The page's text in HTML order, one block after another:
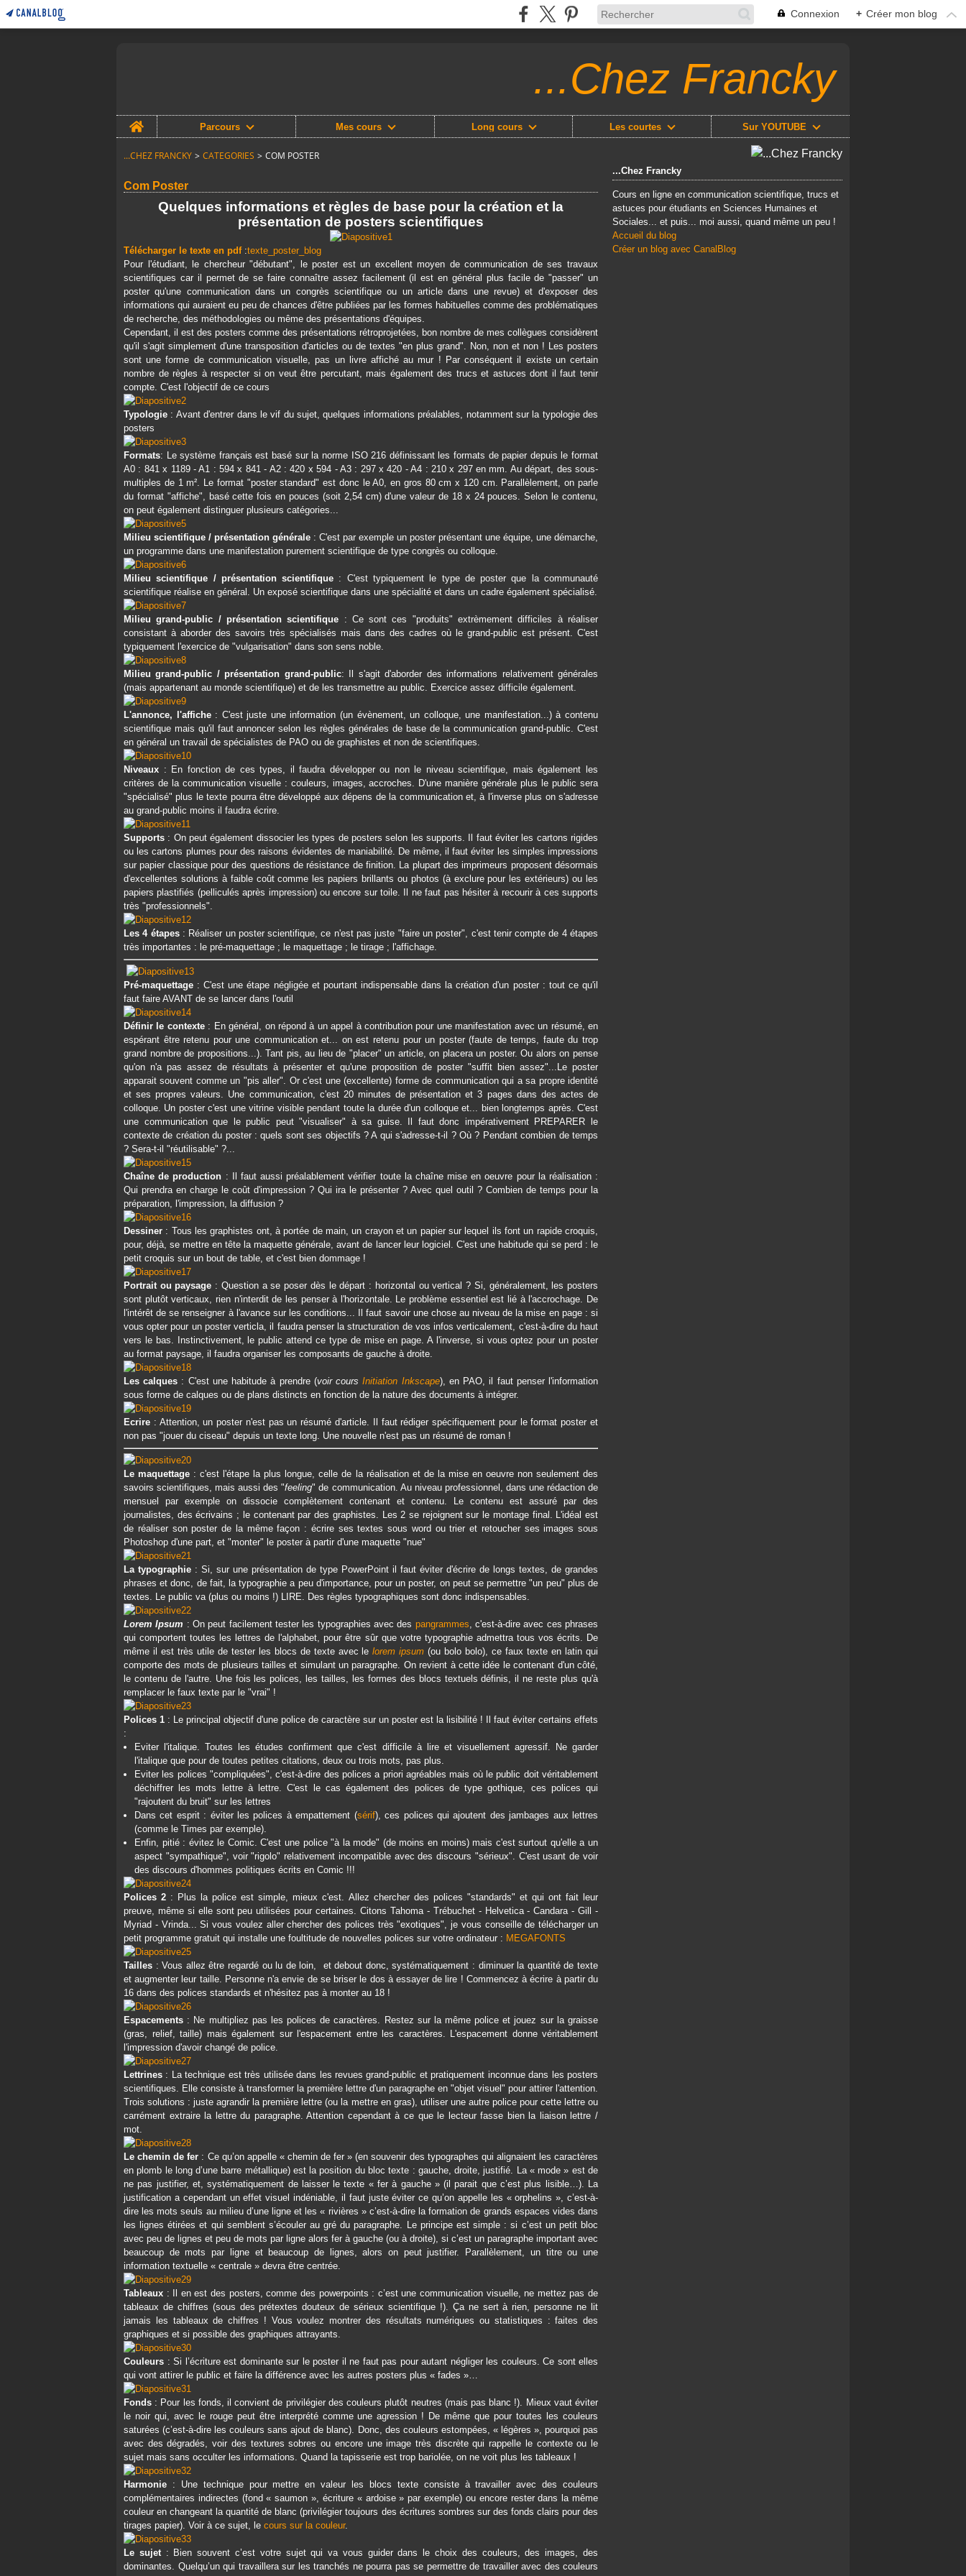
Connexion + Créer mon blog
...Chez Francky
Home
Parcours Mes cours Long cours Les courtes Sur YOUTUBE
...CHEZ FRANCKY > CATEGORIES > COM POSTER
Com Poster
Quelques informations et règles de base pour la création et la
présentation de posters scientifiques
Télécharger le texte en pdf :texte_poster_blog
Pour l'étudiant, le chercheur "débutant", le poster est un excellent moyen de communication de ses travaux
scientifiques car il permet de se faire connaître assez facilement (il est en général plus facile de "passer" un
poster qu'une communication dans un congrès scientifique ou un article dans une revue) et d'exposer des
informations qui auraient eu peu de chances d'être publiées par les formes habituelles comme des problématiques
de recherche, des méthodologies ou même des présentations d'équipes.
Cependant, il est des posters comme des présentations rétroprojetées, bon nombre de mes collègues considèrent
qu'il s'agit simplement d'une transposition d'articles ou de textes "en plus grand". Non, non et non ! Les posters
sont une forme de communication visuelle, pas un livre affiché au mur ! Par conséquent il existe un certain
nombre de règles à respecter si on veut être percutant, mais également des trucs et astuces dont il faut tenir
compte. C'est l'objectif de ce cours
Typologie : Avant d'entrer dans le vif du sujet, quelques informations préalables, notamment sur la typologie des
posters
Formats: Le système français est basé sur la norme ISO 216 définissant les formats de papier depuis le format
A0 : 841 x 1189 - A1 : 594 x 841 - A2 : 420 x 594 - A3 : 297 x 420 - A4 : 210 x 297 en mm. Au départ, des sous-
multiples de 1 m². Le format "poster standard" est donc le A0, en gros 80 cm x 120 cm. Parallèlement, on parle
du format "affiche", basé cette fois en pouces (soit 2,54 cm) d'une valeur de 18 x 24 pouces. Selon le contenu,
on peut également distinguer plusieurs catégories...
Milieu scientifique / présentation générale : C'est par exemple un poster présentant une équipe, une démarche,
un programme dans une manifestation purement scientifique de type congrès ou colloque.
Milieu scientifique / présentation scientifique : C'est typiquement le type de poster que la communauté
scientifique réalise en général. Un exposé scientifique dans une spécialité et dans un cadre également spécialisé.
Milieu grand-public / présentation scientifique : Ce sont ces "produits" extrèmement difficiles à réaliser
consistant à aborder des savoirs très spécialisés mais dans des cadres où le grand-public est présent. C'est
typiquement l'exercice de "vulgarisation" dans son sens noble.
Milieu grand-public / présentation grand-public: Il s'agit d'aborder des informations relativement générales
(mais appartenant au monde scientifique) et de les transmettre au public. Exercice assez difficile également.
L'annonce, l'affiche: C'est juste une information (un évènement, un colloque, une manifestation...) à contenu
scientifique mais qu'il faut annoncer selon les règles générales de base de la communication grand-public. C'est
en général un travail de spécialistes de PAO ou de graphistes et non de scientifiques.
Niveaux : En fonction de ces types, il faudra développer ou non le niveau scientifique, mais également les
critères de la communication visuelle : couleurs, images, accroches. D'une manière générale plus le public sera
"spécialisé" plus le texte pourra être développé aux dépens de la communication et, à l'inverse plus on s'adresse
au grand-public moins il faudra écrire.
Supports : On peut également dissocier les types de posters selon les supports. Il faut éviter les cartons rigides
ou les cartons plumes pour des raisons évidentes de maniabilité. De même, il faut éviter les simples impressions
sur papier classique pour des questions de résistance de finition. La plupart des imprimeurs proposent désormais
d'excellentes solutions à faible coût comme les papiers brillants ou photos (à exclure pour les extérieurs) ou les
papiers plastifiés (pelliculés après impression) ou encore sur toile. Il ne faut pas hésiter à recourir à ces supports
très "professionnels".
Les 4 étapes: Réaliser un poster scientifique, ce n'est pas juste "faire un poster", c'est tenir compte de 4 étapes
très importantes : le pré-maquettage ; le maquettage ; le tirage ; l'affichage.
Pré-maquettage : C'est une étape négligée et pourtant indispensable dans la création d'un poster : tout ce qu'il
faut faire AVANT de se lancer dans l'outil
Définir le contexte: En général, on répond à un appel à contribution pour une manifestation avec un résumé, en
espérant être retenu pour une communication et... on est retenu pour un poster (faute de temps, faute du trop
grand nombre de propositions...). Tant pis, au lieu de "placer" un article, on placera un poster. Ou alors on pense
qu'on n'a pas assez de résultats à présenter et qu'une proposition de poster "suffit bien assez"...Le poster
apparait souvent comme un "pis aller". Or c'est une (excellente) forme de communication qui a sa propre identité
et ses propres valeurs. Une communication, c'est 20 minutes de présentation et 3 pages dans des actes de
colloque. Un poster c'est une vitrine visible pendant toute la durée d'un colloque et... bien longtemps après. C'est
une communication que le public peut "visualiser" à sa guise. Il faut donc impérativement PREPARER le
contexte de création du poster : quels sont ses objectifs ? A qui s'adresse-t-il ? Où ? Pendant combien de temps
? Sera-t-il "réutilisable" ?...
Chaîne de production : Il faut aussi préalablement vérifier toute la chaîne mise en oeuvre pour la réalisation :
Qui prendra en charge le coût d'impression ? Qui ira le présenter ? Avec quel outil ? Combien de temps pour la
préparation, l'impression, la diffusion ?
Dessiner : Tous les graphistes ont, à portée de main, un crayon et un papier sur lequel ils font un rapide croquis,
pour, déjà, se mettre en tête la maquette générale, avant de lancer leur logiciel. C'est une habitude qui se perd : le
petit croquis sur un bout de table, et c'est bien dommage !
Portrait ou paysage : Question a se poser dès le départ : horizontal ou vertical ? Si, généralement, les posters
sont plutôt verticaux, rien n'interdit de les penser à l'horizontale. Le problème essentiel est lié à l'accrochage. De
l'intérêt de se renseigner à l'avance sur les conditions... Il faut savoir une chose au niveau de la mise en page : si
vous opter pour un poster verticla, il faudra penser la structuration de vos infos verticalement, c'est-à-dire du haut
vers le bas. Instinctivement, le public attend ce type de mise en page. A l'inverse, si vous optez pour un poster
au format paysage, il faudra organiser les composants de gauche à droite.
Les calques : C'est une habitude à prendre (voir coursInitiation Inkscape), en PAO, il faut penser l'information
sous forme de calques ou de plans distincts en fonction de la nature des documents à intégrer.
Ecrire : Attention, un poster n'est pas un résumé d'article. Il faut rédiger spécifiquement pour le format poster et
non pas "jouer du ciseau" depuis un texte long. Une nouvelle n'est pas un résumé de roman !
Le maquettage : c'est l'étape la plus longue, celle de la réalisation et de la mise en oeuvre non seulement des
savoirs scientifiques, mais aussi des "feeling" de communication. Au niveau professionnel, dans une rédaction de
mensuel par exemple on dissocie complètement contenant et contenu. Le contenu est assuré par des
journalistes, des écrivains ; le contenant par des graphistes. Les 2 se rejoignent sur le montage final. L'idéal est
de réaliser son poster de la même façon : écrire ses textes sous word ou trier et retoucher ses images sous
Photoshop d'une part, et "monter" le poster à partir d'une maquette "nue"
La typographie : Si, sur une présentation de type PowerPoint il faut éviter d'écrire de longs textes, de grandes
phrases et donc, de fait, la typographie a peu d'importance, pour un poster, on peut se permettre "un peu" plus de
textes. Le public va (plus ou moins !) LIRE. Des règles typographiques sont donc indispensables.
Lorem Ipsum : On peut facilement tester les typographies avec des pangrammes, c'est-à-dire avec ces phrases
qui comportent toutes les lettres de l'alphabet, pour être sûr que votre typographie admettra tous vos écrits. De
même il est très utile de tester les blocs de texte avec lelorem ipsum (ou bolo bolo), ce faux texte en latin qui
comporte des mots de plusieurs tailles et simulant un paragraphe. On revient à cette idée le contenant d'un côté,
le contenu de l'autre. Une fois les polices, les tailles, les formes des blocs textuels définis, il ne reste plus qu'à
remplacer le faux texte par le "vrai" !
Polices 1 : Le principal objectif d'une police de caractère sur un poster est la lisibilité ! Il faut éviter certains effets
:
Eviter l'italique. Toutes les études confirment que c'est difficile à lire et visuellement agressif. Ne garder
l'italique que pour de toutes petites citations, deux ou trois mots, pas plus.
Eviter les polices "compliquées", c'est-à-dire des polices a priori agréables mais où le public doit véritablement
déchiffrer les mots lettre à lettre. C'est le cas également des polices de type gothique, ces polices qui
"rajoutent du bruit" sur les lettres
Dans cet esprit : éviter les polices à empattement (sérif), ces polices qui ajoutent des jambages aux lettres
(comme le Times par exemple).
Enfin, pitié : évitez le Comic. C'est une police "à la mode" (de moins en moins) mais c'est surtout qu'elle a un
aspect "sympathique", voir "rigolo" relativement incompatible avec des discours "sérieux". C'est usant de voir
des discours d'hommes politiques écrits en Comic !!!
Polices 2 : Plus la police est simple, mieux c'est. Allez chercher des polices "standards" et qui ont fait leur
preuve, même si elle sont peu utilisées pour certaines. Citons Tahoma - Trébuchet - Helvetica - Candara - Gill -
Myriad - Vrinda... Si vous voulez aller chercher des polices très "exotiques", je vous conseille de télécharger un
petit programme gratuit qui installe une foultitude de nouvelles polices sur votre ordinateur : MEGAFONTS
Tailles : Vous allez être regardé ou lu de loin, et debout donc, systématiquement : diminuer la quantité de texte
et augmenter leur taille. Personne n'a envie de se briser le dos à essayer de lire ! Commencez à écrire à partir du
16 dans des polices standards et n'hésitez pas à monter au 18 !
Espacements : Ne multipliez pas les polices de caractères. Restez sur la même police et jouez sur la graisse
(gras, relief, taille) mais également sur l'espacement entre les caractères. L'espacement donne véritablement
l'impression d'avoir changé de police.
Lettrines : La technique est très utilisée dans les revues grand-public et pratiquement inconnue dans les posters
scientifiques. Elle consiste à transformer la première lettre d'un paragraphe en "objet visuel" pour attirer l'attention.
Trois solutions : juste agrandir la première lettre (ou la mettre en gras), utiliser une autre police pour cette lettre ou
carrément extraire la lettre du paragraphe. Attention cependant à ce que le lecteur fasse bien la liaison lettre /
mot.
Le chemin de fer : Ce qu’on appelle « chemin de fer » (en souvenir des typographes qui alignaient les caractères
en plomb le long d’une barre métallique) est la position du bloc texte : gauche, droite, justifié. La « mode » est de
ne pas justifier, et, systématiquement de laisser le texte « fer à gauche » (il parait que c’est plus lisible…). La
justification a cependant un effet visuel indéniable, il faut juste éviter ce qu’on appelle les « orphelins », c’est-à-
dire les mots seuls au milieu d’une ligne et les « rivières » c’est-à-dire la formation de grands espaces vides dans
les lignes étirées et qui semblent s’écouler au gré du paragraphe. Le principe est simple : si c’est un petit bloc
avec peu de lignes et peu de mots par ligne alors fer à gauche (ou à droite), si c’est un paragraphe important avec
beaucoup de mots par ligne et beaucoup de lignes, alors on peut justifier. Parallèlement, un titre ou une
information textuelle « centrale » devra être centrée.
Tableaux : Il en est des posters, comme des powerpoints : c’est une communication visuelle, ne mettez pas de
tableaux de chiffres (sous des prétextes douteux de sérieux scientifique !). Ça ne sert à rien, personne ne lit
jamais les tableaux de chiffres ! Vous voulez montrer des résultats numériques ou statistiques : faites des
graphiques et si possible des graphiques attrayants.
Couleurs : Si l’écriture est dominante sur le poster il ne faut pas pour autant négliger les couleurs. Ce sont elles
qui vont attirer le public et faire la différence avec les autres posters plus « fades »…
Fonds : Pour les fonds, il convient de privilégier des couleurs plutôt neutres (mais pas blanc !). Mieux vaut éviter
le noir qui, avec le rouge peut être interprété comme une agression ! De même que pour toutes les couleurs
saturées (c’est-à-dire les couleurs sans ajout de blanc). Donc, des couleurs estompées, « légères », pourquoi pas
avec des dégradés, voir des textures sobres ou encore une image très discrète qui rappelle le contexte ou le
sujet mais sans occulter les informations. Quand la tapisserie est trop bariolée, on ne voit plus les tableaux !
Harmonie : Une technique pour mettre en valeur les blocs texte consiste à travailler avec des couleurs
complémentaires indirectes (fond « saumon », écriture « ardoise » par exemple) ou encore rester dans la même
couleur en changeant la quantité de blanc (privilégier toujours des écritures sombres sur des fonds clairs pour des
tirages papier). Voir à ce sujet, le cours sur la couleur.
Le sujet: Bien souvent c’est votre sujet qui va vous guider dans le choix des couleurs, des images, des
dominantes. Quelqu’un qui travaillera sur les tranchés ne pourra pas se permettre de travailler avec des couleurs
...Chez Francky
Cours en ligne en communication scientifique, trucs et
astuces pour étudiants en Sciences Humaines et
Sociales... et puis... moi aussi, quand même un peu !
Accueil du blog
Créer un blog avec CanalBlog